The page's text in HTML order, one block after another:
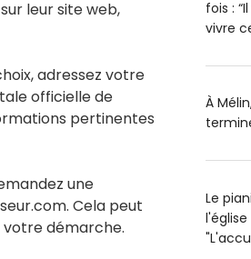
leur site web,
adressez votre
officielle de
pertinentes
une
Cela peut
démarche.
fois :
vivre
À
Le